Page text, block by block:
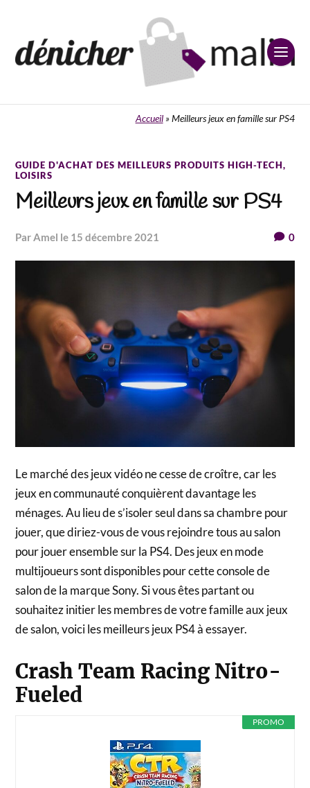
Accueil»Meilleurs jeux en famille sur PS4
GUIDE D'ACHAT DES MEILLEURS PRODUITS HIGH-TECH,
LOISIRS
Meilleurs jeux en famille sur PS4
par Amel le 15 décembre 2021 0
Le marché des jeux vidéo ne cesse de croître, car les
jeux en communauté conquièrent davantage les
ménages. Au lieu de s’isoler seul dans sa chambre pour
jouer, que diriez-vous de vous rejoindre tous au salon
pour jouer ensemble sur la PS4. Des jeux en mode
multijoueurs sont disponibles pour cette console de
salon de la marque Sony. Si vous êtes partant ou
souhaitez initier les membres de votre famille aux jeux
de salon, voici les meilleurs jeux PS4 à essayer.
Crash Team Racing Nitro-
Fueled
PROMO